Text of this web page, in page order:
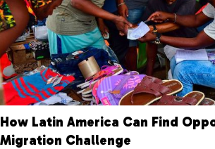
How Latin America Can Find
Migration Challenge